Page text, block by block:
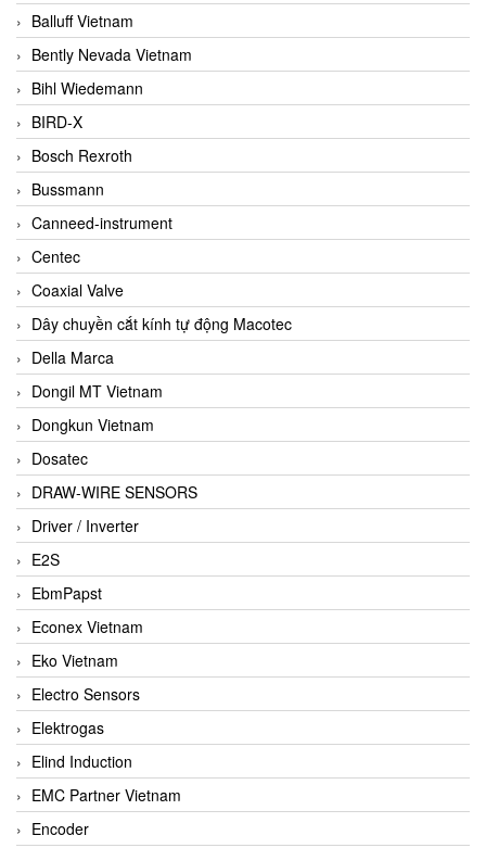
Balluff Vietnam
Bently Nevada Vietnam
Bihl Wiedemann
BIRD-X
Bosch Rexroth
Bussmann
Canneed-instrument
Centec
Coaxial Valve
Dây chuyền cắt kính tự động Macotec
Della Marca
Dongil MT Vietnam
Dongkun Vietnam
Dosatec
DRAW-WIRE SENSORS
Driver / Inverter
E2S
EbmPapst
Econex Vietnam
Eko Vietnam
Electro Sensors
Elektrogas
Elind Induction
EMC Partner Vietnam
Encoder